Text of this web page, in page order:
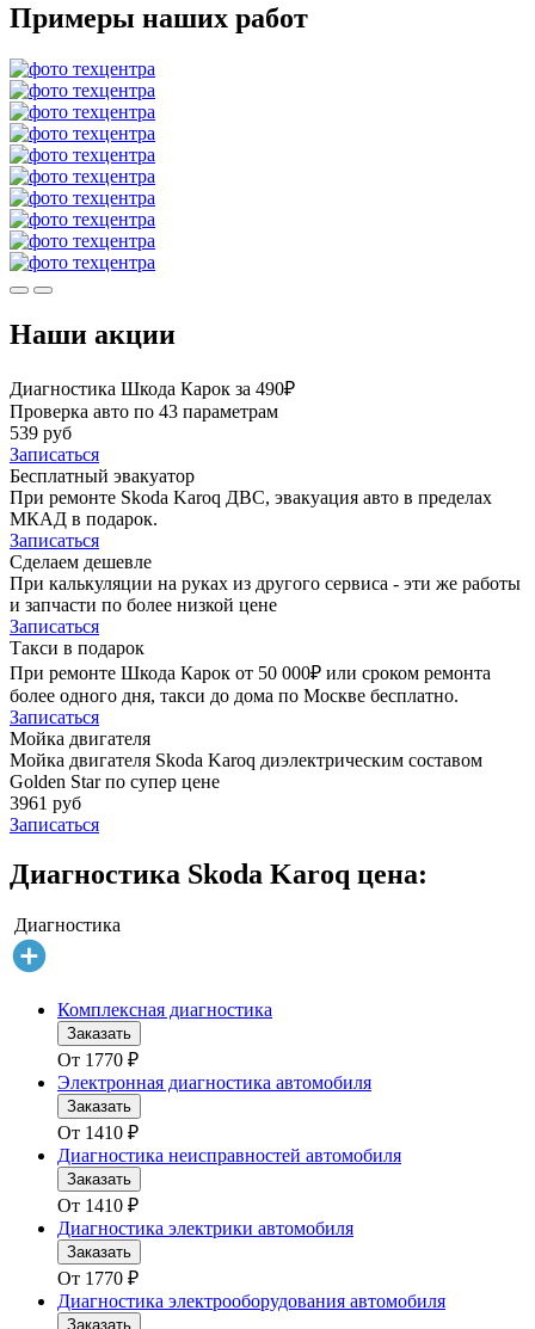
Примеры наших работ
Наши акции
Диагностика Шкода Карок за 490₽
Проверка авто по 43 параметрам
539 руб
Записаться
Бесплатный эвакуатор
При ремонте Skoda Karoq ДВС, эвакуация авто в пределах
МКАД в подарок.
Записаться
Сделаем дешевле
При калькуляции на руках из другого сервиса - эти же работы
и запчасти по более низкой цене
Записаться
Такси в подарок
При ремонте Шкода Карок от 50 000₽ или сроком ремонта
более одного дня, такси до дома по Москве бесплатно.
Записаться
Мойка двигателя
Мойка двигателя Skoda Karoq диэлектрическим составом
Golden Star по супер цене
3961 руб
Записаться
Диагностика Skoda Karoq цена:
Диагностика
Комплексная диагностика
Заказать
От 1770 ₽
Электронная диагностика автомобиля
Заказать
От 1410 ₽
Диагностика неисправностей автомобиля
Заказать
От 1410 ₽
Диагностика электрики автомобиля
Заказать
От 1770 ₽
Диагностика электрооборудования автомобиля
Заказать